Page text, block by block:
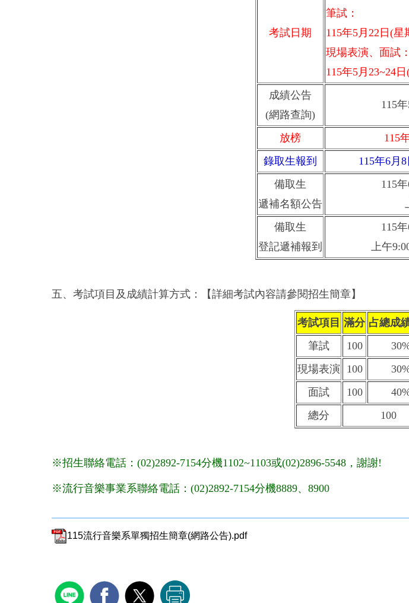
考試日期
筆試：
115年5月22日(星
現場表演、面試：
115年5月23~24
成績公告
(網路查詢)
115
放榜
115
錄取生報到
115年6月
備取生
遞補名額公告
115
備取生
登記遞補報到
115
上午
五、考試項目及成績計算方式：【詳細考試內容請參閱招生簡章】
考試項目 滿分 占總成
筆試
100
現場表演 100
面試
100
總分
100
※招生聯絡電話：(02)2892-7154分機1102~1103或(02)2896-5548，謝謝!
※流行音樂事業系聯絡電話：(02)2892-7154分機8889、8900
115流行音樂系單獨招生簡章(網路公告).pdf